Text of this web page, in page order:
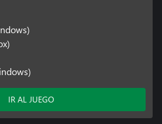
IR AL JUEGO